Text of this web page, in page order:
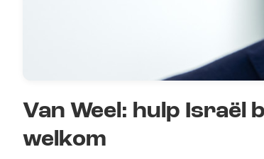
Van Weel: hulp Israël
welkom